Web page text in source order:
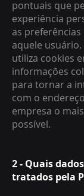
pontuais que
experiência
as
aquele usuário.
utiliza cookies
informações
para tornar a
com o
empresa o
possível.
2 - Quais
tratados pela